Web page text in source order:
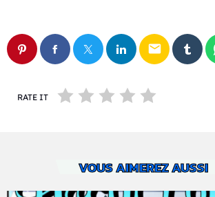
email
RATE IT
VOUS AIMEREZ AUSSI